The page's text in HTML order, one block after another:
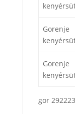
Gorenje
Gorenje
gor